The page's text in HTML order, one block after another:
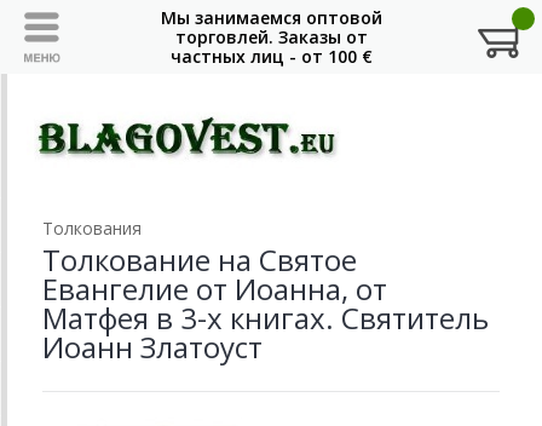
Толкования
Толкование на Святое
Евангелие от Иоанна, от
Матфея в 3-х книгах. Святитель
Иоанн Златоуст